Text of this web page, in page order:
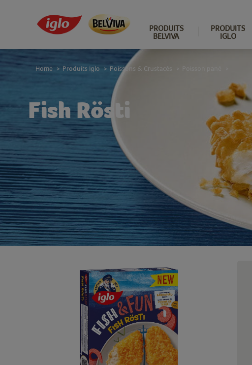
PRODUITS
BELVIVA
PRODUITS
IGLO
Fish Rösti
Home > Produits Iglo > Poissons & Crustacés > Poisson pané